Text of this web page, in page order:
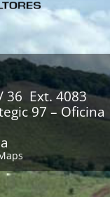
36 Ext. 4083
97 – Oficina